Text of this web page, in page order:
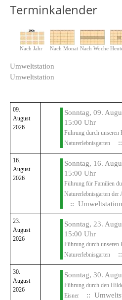
Terminkalender
Nach Jahr Nach Monat Nach Woche
Umweltstation
Umweltstation
09.
August
2026
Sonntag, 09.
15:00 Uhr
Führung durch unseren
Naturerlebnisgarten
16.
August
2026
Sonntag, 16.
15:00 Uhr
Führung für Familien
Naturerlebnisgarten der
:: Umweltstation
23.
August
2026
Sonntag, 23.
15:00 Uhr
Führung durch unseren
Naturerlebnisgarten
30.
August
2026
Sonntag, 30.
Führung durch den
Eisner
::